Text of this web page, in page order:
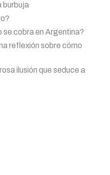
burbuja
se cobra en Argentina?
reflexión sobre cómo
ilusión que seduce a